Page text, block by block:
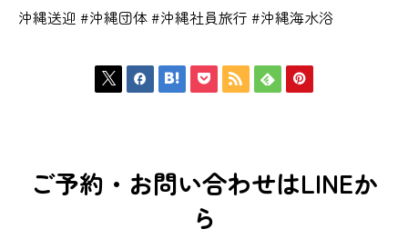
沖縄送迎 #沖縄団体 #沖縄社員旅行 #沖縄海水浴
      
ご予約・お問い合わせはLINEか
ら